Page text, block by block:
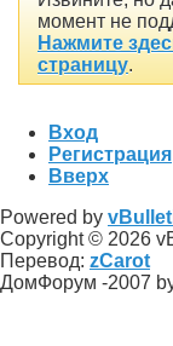
момент не
Нажмите
страницу.
Вход
Регистрация
Вверх
Powered by
Copyright © 2026
Перевод: zCarot
ДомФорум -2007